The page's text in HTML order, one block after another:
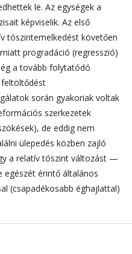
le. Az egységek a
képviselik. Az első
tószintemelkedést követően
progradáció (regresszió)
a tovább folytatódó
során gyakoriak voltak
szerkezetek
de eddig nem
ülepedés közben zajló
a relatív tószint változást —
érintő általános
(csapadékosabb éghajlattal)